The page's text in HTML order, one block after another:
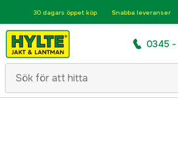
30 dagars öppet köp Snabba leveranser
0345